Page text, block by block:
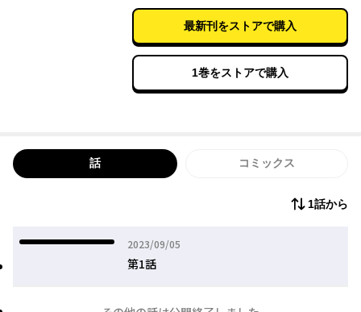
最新刊をストアで購入
1巻をストアで購入
話 コミックス
1話から
2023/09/05
2023年09月05日
第1話